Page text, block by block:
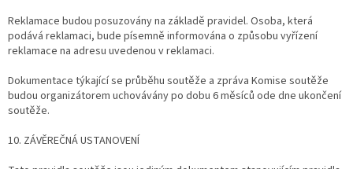
Reklamace budou posuzovány na základě pravidel. Osoba, která
podává reklamaci, bude písemně informována o způsobu vyřízení
reklamace na adresu uvedenou v reklamaci.
Dokumentace týkající se průběhu soutěže a zpráva Komise soutěže
budou organizátorem uchovávány po dobu 6 měsíců ode dne ukončení
soutěže.
10. ZÁVĚREČNÁ USTANOVENÍ